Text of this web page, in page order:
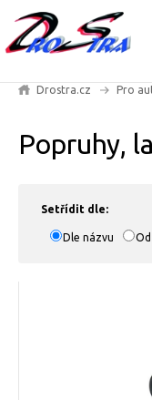
Drostra.cz Pro
Popruhy,
Setřídit dle:
Dle názvu